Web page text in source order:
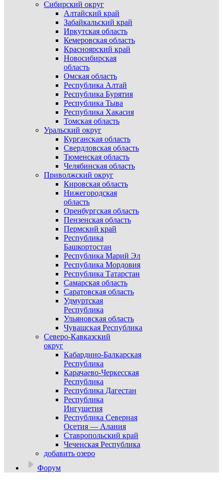
Сибирский округ
Алтайский край
Забайкальский край
Иркутская область
Кемеровская область
Красноярский край
Новосибирская
область
Омская область
Республика Алтай
Республика Бурятия
Республика Тыва
Республика Хакасия
Томская область
Уральский округ
Курганская область
Свердловская область
Тюменская область
Челябинская область
Приволжский округ
Кировская область
Нижегородская
область
Оренбургская область
Пензенская область
Пермский край
Республика
Башкортостан
Республика Марий Эл
Республика Мордовия
Республика Татарстан
Самарская область
Саратовская область
Удмуртская
Республика
Ульяновская область
Чувашская Республика
Северо-Кавказский
округ
Кабардино-Балкарская
Республика
Карачаево-Черкесская
Республика
Республика Дагестан
Республика
Ингушетия
Республика Северная
Осетия — Алания
Ставропольский край
Чеченская Республика
добавить озеро
Форум